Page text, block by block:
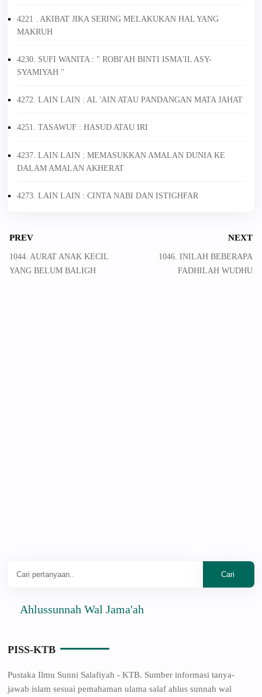
4221 . AKIBAT JIKA SERING MELAKUKAN HAL YANG
MAKRUH
4230. SUFI WANITA : " ROBI'AH BINTI ISMA'IL ASY-
SYAMIYAH "
4272. LAIN LAIN : AL 'AIN ATAU PANDANGAN MATA JAHAT
4251. TASAWUF : HASUD ATAU IRI
4237. LAIN LAIN : MEMASUKKAN AMALAN DUNIA KE
DALAM AMALAN AKHERAT
4273. LAIN LAIN : CINTA NABI DAN ISTIGHFAR
PREV
1044. AURAT ANAK KECIL
YANG BELUM BALIGH
NEXT
1046. INILAH BEBERAPA
FADHILAH WUDHU
Wal Jama'ah
PISS-KTB
Pustaka Ilmu Sunni Salafiyah - KTB. Sumber informasi tanya-
jawab islam sesuai pemahaman ulama salaf ahlus sunnah wal